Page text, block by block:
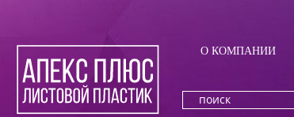
О КОМПАНИИ